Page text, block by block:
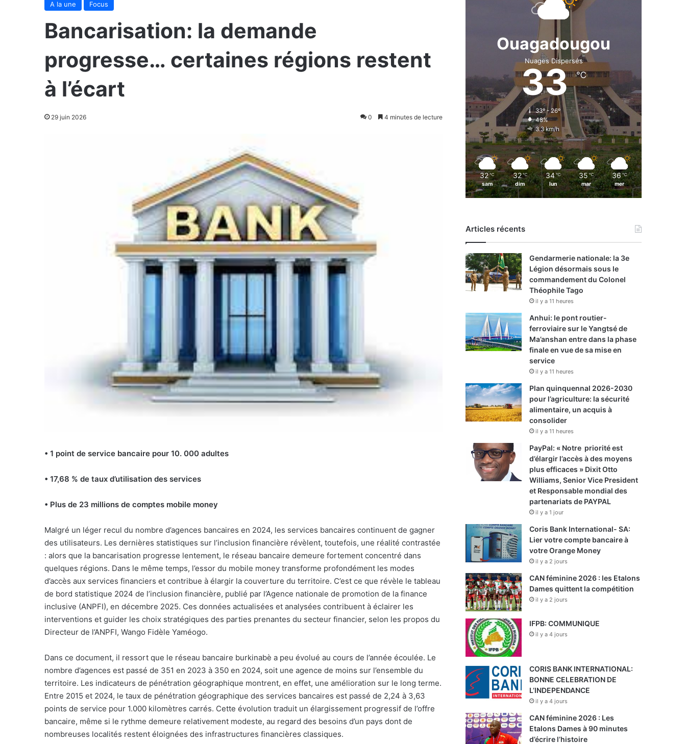
A la une Focus
Bancarisation: la demande
progresse… certaines régions restent
à l’écart
29 juin 2026 0 4 minutes de lecture
• 1 point de service bancaire pour 10. 000 adultes
• 17,68 % de taux d’utilisation des services
• Plus de 23 millions de comptes mobile money
Malgré un léger recul du nombre d’agences bancaires en 2024, les services bancaires continuent de gagner
des utilisateurs. Les dernières statistiques sur l’inclusion financière révèlent, toutefois, une réalité contrastée
: alors que la bancarisation progresse lentement, le réseau bancaire demeure fortement concentré dans
quelques régions. Dans le même temps, l’essor du mobile money transforme profondément les modes
d’accès aux services financiers et contribue à élargir la couverture du territoire. C’est ce que révèle le tableau
de bord statistique 2024 de l’inclusion financière, publié par l’Agence nationale de promotion de la finance
inclusive (ANPFI), en décembre 2025. Ces données actualisées et analysées contribuent à éclairer les
interventions et guider les choix stratégiques des parties prenantes du secteur financier, selon les propos du
Directeur de l’ANPFI, Wango Fidèle Yaméogo.
Dans ce document, il ressort que le réseau bancaire burkinabè a peu évolué au cours de l’année écoulée. Le
nombre d’agences est passé de 351 en 2023 à 350 en 2024, soit une agence de moins sur l’ensemble du
territoire. Les indicateurs de pénétration géographique montrent, en effet, une amélioration sur le long terme.
Entre 2015 et 2024, le taux de pénétration géographique des services bancaires est passé de 2,24 à 3,63
points de service pour 1.000 kilomètres carrés. Cette évolution traduit un élargissement progressif de l’offre
bancaire, même si le rythme demeure relativement modeste, au regard des besoins d’un pays dont de
nombreuses localités restent éloignées des infrastructures financières classiques.
Ouagadougou
Nuages Dispersés
33℃
33º - 26º
48%
3.3 km/h
32 ℃
sam
32 ℃
dim
34 ℃
lun
35 ℃
mar
36 ℃
mer
Articles récents
Gendarmerie nationale: la 3e
Légion désormais sous le
commandement du Colonel
Théophile Tago
il y a 11 heures
Anhui: le pont routier-
ferroviaire sur le Yangtsé de
Ma’anshan entre dans la phase
finale en vue de sa mise en
service
il y a 11 heures
Plan quinquennal 2026-2030
pour l’agriculture: la sécurité
alimentaire, un acquis à
consolider
il y a 11 heures
PayPal: « Notre priorité est
d’élargir l’accès à des moyens
plus efficaces » Dixit Otto
Williams, Senior Vice President
et Responsable mondial des
partenariats de PAYPAL
il y a 1 jour
Coris Bank International- SA:
Lier votre compte bancaire à
votre Orange Money
il y a 2 jours
CAN féminine 2026 : les Etalons
Dames quittent la compétition
il y a 2 jours
IFPB: COMMUNIQUE
il y a 4 jours
CORIS BANK INTERNATIONAL:
BONNE CELEBRATION DE
L’INDEPENDANCE
il y a 4 jours
CAN féminine 2026 : Les
Etalons Dames à 90 minutes
d’écrire l’histoire